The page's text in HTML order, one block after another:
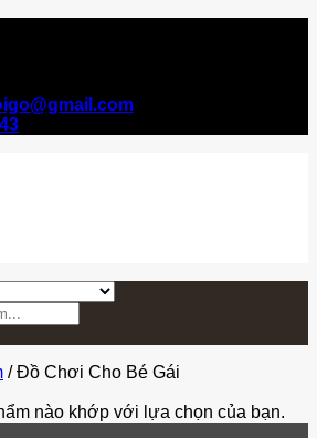
/Đồ Chơi Cho Bé Gái
nào khớp với lựa chọn của bạn.